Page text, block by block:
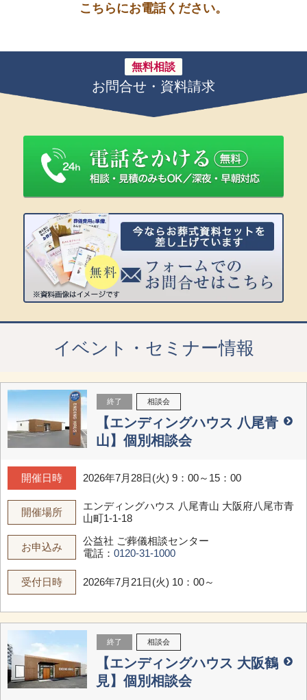
こちらにお電話ください。
無料相談
お問合せ・資料請求
イベント・セミナー情報
終了 相談会
【エンディングハウス 八尾青
山】個別相談会
開催日時 2026年7月28日(火) 9：00～15：00
開催場所
エンディングハウス 八尾青山 大阪府八尾市青
山町1-1-18
お申込み
公益社 ご葬儀相談センター
電話： 0120-31-1000
受付日時 2026年7月21日(火) 10：00～
終了 相談会
【エンディングハウス 大阪鶴
見】個別相談会